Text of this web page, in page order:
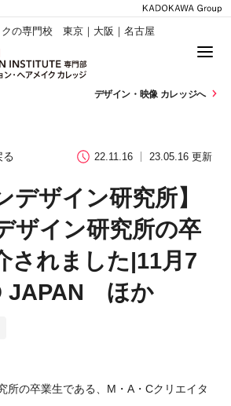
クの専門校 東京｜大阪｜名古屋
デザイン・ 映像 カレッジへ
22.11.16 23.05.16 更新
デザイン研究所】
ザイン研究所の卒
されました|11月7
JAPAN ほか
所の卒業生である、M・A・Cクリエイタ